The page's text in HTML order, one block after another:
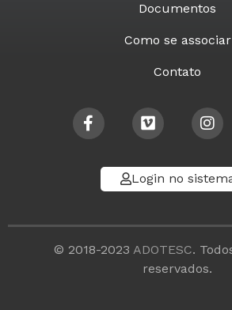
Documentos
Como se associar
Contato
Login no
© 2018-2023 ADOTESC.
reservados.